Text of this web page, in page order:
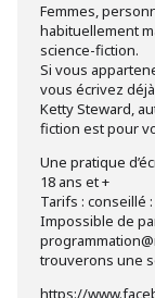
Femmes,
habituellement
science-fiction.
Si vous
vous écrivez
Ketty Steward,
fiction est pour
Une pratique
18 ans et +
Tarifs : conseillé
Impossible de
trouverons une
https://